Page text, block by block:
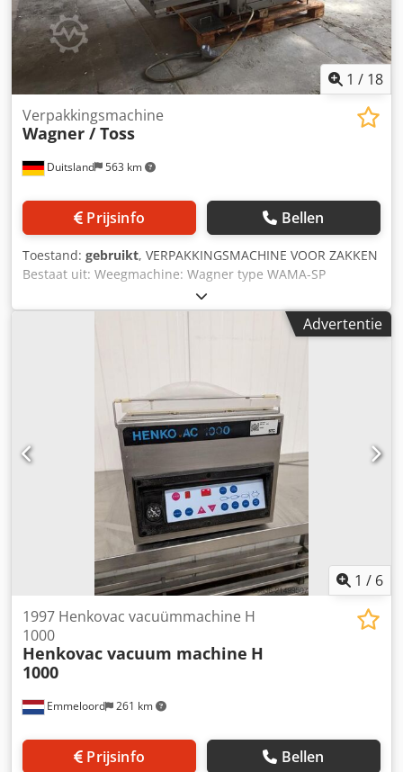
1 / 18
Duitsland 563 km
Verpakkingsmachine
Wagner / Toss
Prijsinfo Bellen
Toestand: gebruikt, VERPAKKINGSMACHINE VOOR ZAKKEN
Bestaat uit: Weegmachine: Wagner type WAMA-SP
Compact, bouwjaar 1995 Transportband Chjdpfxsu Nu Hve
Ai Rea Zakkenvulmachine: DCE Sintamatic
Zakkensluitmachine: Toss type 780, bouwjaar 2002 *Advertentie
1 / 6
Emmeloord 261 km
1997 Henkovac vacuümmachine H
1000
Henkovac vacuum machine H
1000
Prijsinfo Bellen